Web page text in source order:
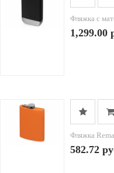
Фляжка с
1,299.00
Фляжка
582.72